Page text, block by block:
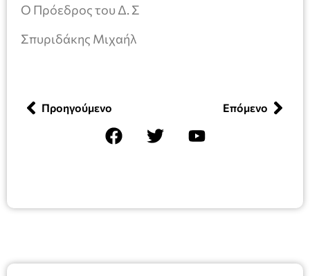
Ο Πρόεδρος του Δ. Σ
Σπυριδάκης Μιχαήλ
Προηγούμενο Επόμενο